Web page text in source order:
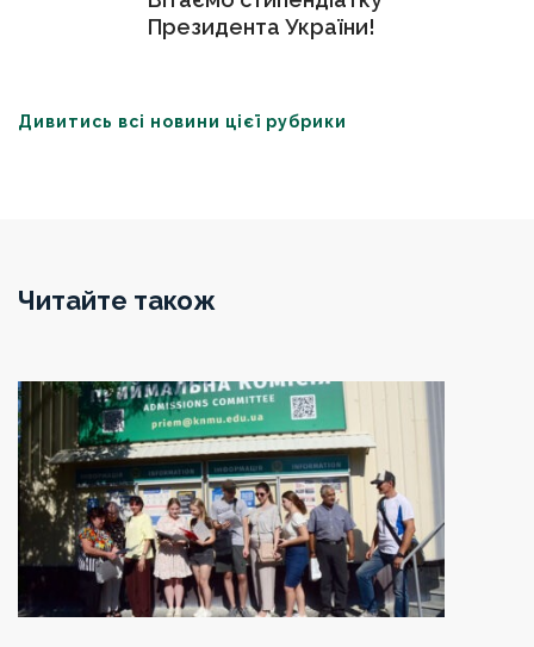
Президента України!
Дивитись всі новини цієї рубрики
Читайте також